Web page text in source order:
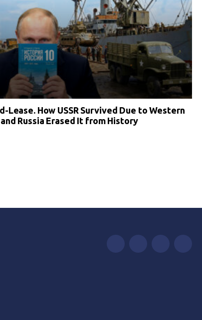
Lease. How USSR Survived Due to Western
Russia Erased It from History